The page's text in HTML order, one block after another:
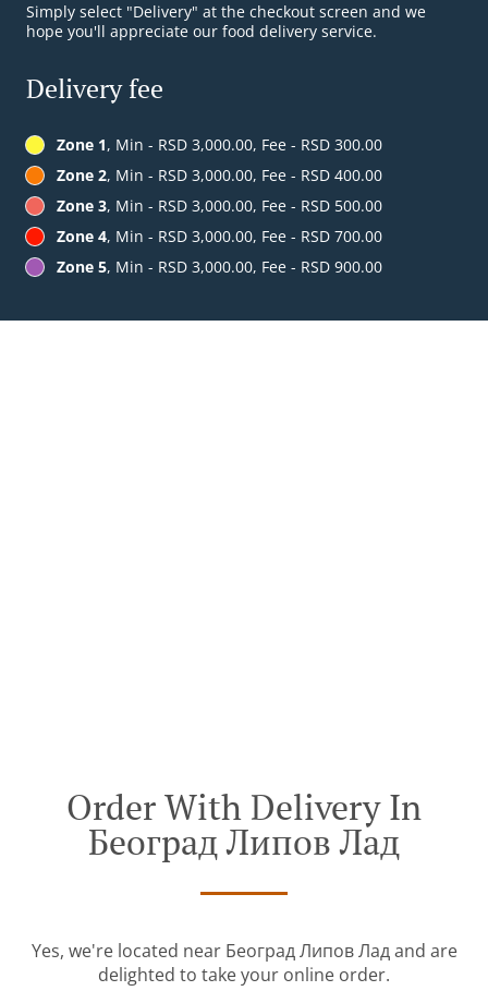
Simply select "Delivery" at the checkout screen and we
hope you'll appreciate our food delivery service.
Delivery fee
Zone 1, Min - RSD 3,000.00, Fee - RSD 300.00
Zone 2, Min - RSD 3,000.00, Fee - RSD 400.00
Zone 3, Min - RSD 3,000.00, Fee - RSD 500.00
Zone 4, Min - RSD 3,000.00, Fee - RSD 700.00
Zone 5, Min - RSD 3,000.00, Fee - RSD 900.00
Order With Delivery In
Београд Липов Лад
Yes, we're located near Београд Липов Лад and are
delighted to take your online order.